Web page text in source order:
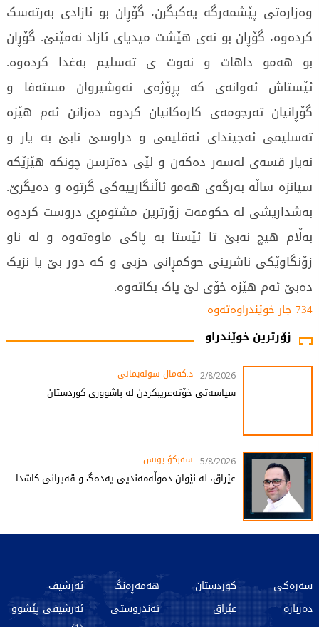
وەزارەتی پێشمەرگە یەکبگرن، گۆڕان بو ئازادی بەرتەسک
کردەوە، گۆڕان بو نەی ھێشت میدیای ئازاد نەمێنێ. گۆڕان
بو ھەمو داھات و نەوت ی تەسلیم بەغدا کردەوە.
ئێستاش ئەوانەی کە پڕۆژەی نەوشیروان مستەفا و
گۆڕانیان تەرجومەی کارەکانیان کردوە دەزانن ئەم ھێزە
تەسلیمی ئەجیندای ئەقلیمی و دراوسێ نابێ بە یار و
نەیار قسەی لەسەر دەکەن و لێی دەترسن چونکە ھێزێکە
سیانزە ساڵە بەرگەی ھەمو ئاڵنگارییەکی گرتوە و دەیگرێ.
بەشداریشی لە حکومەت زۆرترین مشتومڕی دروست کردوە
بەڵام ھیچ نەبێ تا ئێستا بە پاکی ماوەتەوە و لە ناو
زۆنگاوێکی ناشرینی حوکمڕانی حزبی و کە دور بێ یا نزیک
دەبێ ئەم ھێزە خۆی لێ پاک بکاتەوە.
734 جار خوێندراوەتەوە
زۆرترین خوێندراو
2/8/2026 د.کەمال سولەیمانی
سیاسەتی خۆتەعریبکردن لە باشووری کوردستان
5/8/2026 سەرکۆ یونس
عێراق، لە نێوان دەوڵەمەندیی یەدەگ و قەیرانی کاشدا
سەرەکی
دەربارە
کوردستان
عێراق
هەمەڕەنگ
تەندروستی
ئەرشیف
ئەرشیفی پێشوو